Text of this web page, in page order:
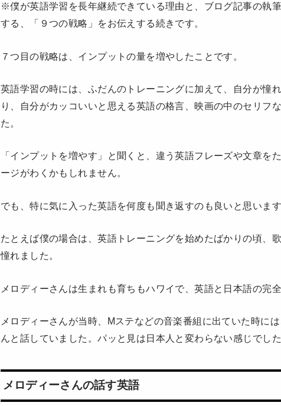
※僕が英語学習を長年継続できている理由と、ブログ記事の執
する、「９つの戦略」をお伝えする続きです。
７つ目の戦略は、インプットの量を増やしたことです。
英語学習の時には、ふだんのトレーニングに加えて、自分が憧
り、自分がカッコいいと思える英語の格言、映画の中のセリフ
た。
「インプットを増やす」と聞くと、違う英語フレーズや文章を
ージがわくかもしれません。
でも、特に気に入った英語を何度も聞き返すのも良いと思います
たとえば僕の場合は、英語トレーニングを始めたばかりの頃、
憧れました。
メロディーさんは生まれも育ちもハワイで、英語と日本語の完
メロディーさんが当時、Mステなどの音楽番組に出ていた時に
んと話していました。パッと見は日本人と変わらない感じでした
メロディーさんの話す英語